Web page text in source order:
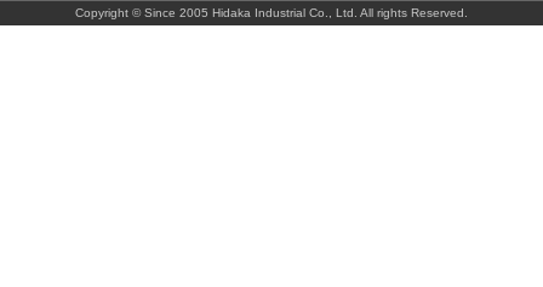
Copyright © Since 2005 Hidaka Industrial Co., Ltd. All rights Reserved.